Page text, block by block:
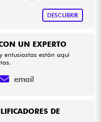
DESCUBRIR
DE
UN EXPERTO
entusiastas están aquí
email